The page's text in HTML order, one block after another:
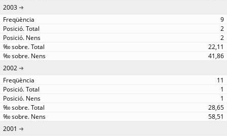
2003
9
2
2
22,11
41,86
2002
11
1
1
28,65
58,51
2001